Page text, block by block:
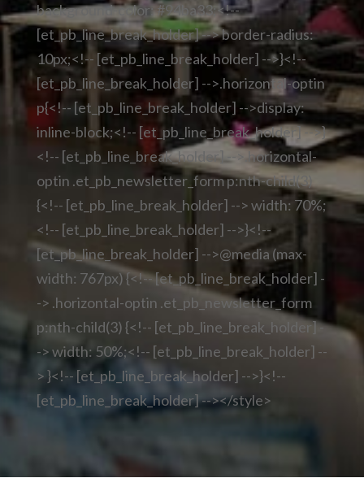
background-color: #94ba33;<!--
[et_pb_line_break_holder] --> border-radius:
10px;<!-- [et_pb_line_break_holder] -->}<!--
[et_pb_line_break_holder] -->.horizontal-optin
p{<!-- [et_pb_line_break_holder] -->display:
inline-block;<!-- [et_pb_line_break_holder] -->}
<!-- [et_pb_line_break_holder] -->.horizontal-
optin .et_pb_newsletter_form p:nth-child(3)
{<!-- [et_pb_line_break_holder] --> width: 70%;
<!-- [et_pb_line_break_holder] -->}<!--
[et_pb_line_break_holder] -->@media (max-
width: 767px) {<!-- [et_pb_line_break_holder] -
-> .horizontal-optin .et_pb_newsletter_form
p:nth-child(3) {<!-- [et_pb_line_break_holder] -
-> width: 50%;<!-- [et_pb_line_break_holder] --
> }<!-- [et_pb_line_break_holder] -->}<!--
[et_pb_line_break_holder] --></style>